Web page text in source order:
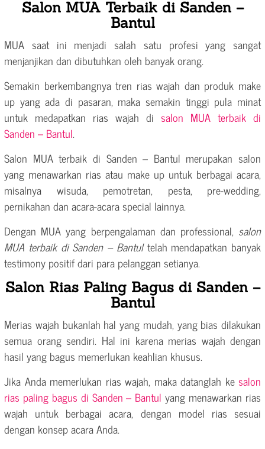
Salon MUA Terbaik di Sanden –
Bantul
MUA saat ini menjadi salah satu profesi yang sangat
menjanjikan dan dibutuhkan oleh banyak orang.
Semakin berkembangnya tren rias wajah dan produk make
up yang ada di pasaran, maka semakin tinggi pula minat
untuk medapatkan rias wajah di salon MUA terbaik di
Sanden – Bantul.
Salon MUA terbaik di Sanden – Bantul merupakan salon
yang menawarkan rias atau make up untuk berbagai acara,
misalnya wisuda, pemotretan, pesta, pre-wedding,
pernikahan dan acara-acara special lainnya.
Dengan MUA yang berpengalaman dan professional, salon
MUA terbaik di Sanden – Bantultelah mendapatkan banyak
testimony positif dari para pelanggan setianya.
Salon Rias Paling Bagus di Sanden –
Bantul
Merias wajah bukanlah hal yang mudah, yang bias dilakukan
semua orang sendiri. Hal ini karena merias wajah dengan
hasil yang bagus memerlukan keahlian khusus.
Jika Anda memerlukan rias wajah, maka datanglah ke salon
rias paling bagus di Sanden – Bantul yang menawarkan rias
wajah untuk berbagai acara, dengan model rias sesuai
dengan konsep acara Anda.